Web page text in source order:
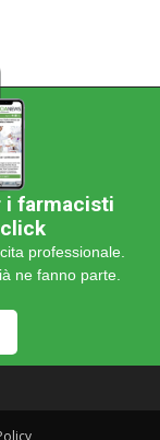
i farmacisti
professionale.
ne fanno parte.